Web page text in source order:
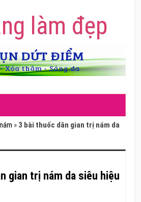
làm đẹp
» 3 bài thuốc dân gian trị nám da
gian trị nám da siêu hiệu